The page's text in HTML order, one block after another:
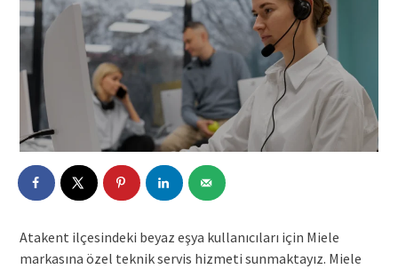
Atakent ilçesindeki beyaz eşya kullanıcıları için Miele
markasına özel teknik servis hizmeti sunmaktayız. Miele